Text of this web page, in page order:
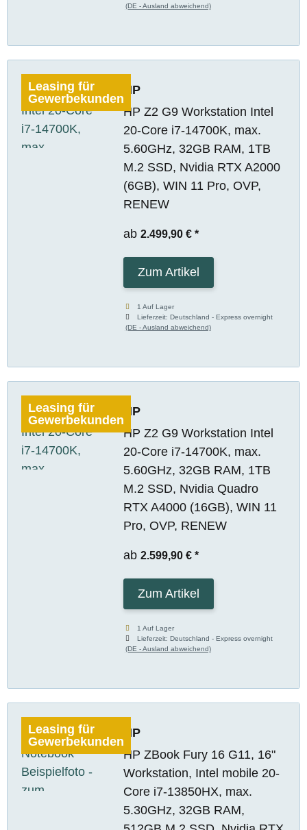
(DE - Ausland abweichend)
Leasing für
Gewerbekunden
HP
HP Z2 G9 Workstation Intel
20-Core i7-14700K, max.
5.60GHz, 32GB RAM, 1TB
M.2 SSD, Nvidia RTX A2000
(6GB), WIN 11 Pro, OVP,
RENEW
ab 2.499,90 € *
Zum Artikel
1 Auf Lager
Lieferzeit:Deutschland - Express overnight
(DE - Ausland abweichend)
Leasing für
Gewerbekunden
HP
HP Z2 G9 Workstation Intel
20-Core i7-14700K, max.
5.60GHz, 32GB RAM, 1TB
M.2 SSD, Nvidia Quadro
RTX A4000 (16GB), WIN 11
Pro, OVP, RENEW
ab 2.599,90 € *
Zum Artikel
1 Auf Lager
Lieferzeit:Deutschland - Express overnight
(DE - Ausland abweichend)
Leasing für
Gewerbekunden
HP
HP ZBook Fury 16 G11, 16"
Workstation, Intel mobile 20-
Core i7-13850HX, max.
5.30GHz, 32GB RAM,